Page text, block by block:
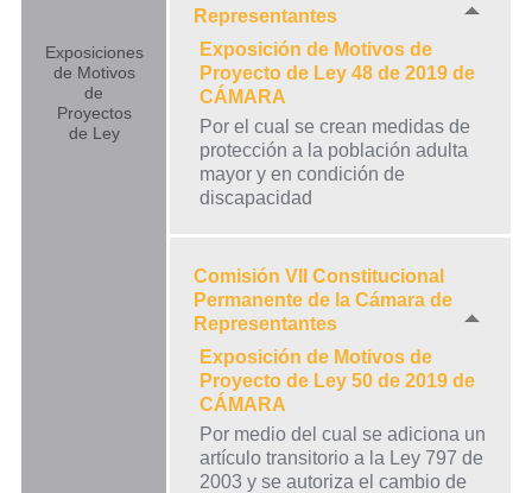
Exposiciones
de Motivos
de
Proyectos
de Ley
Representantes
Exposición de Motivos de
Proyecto de Ley 48 de 2019 de
CÁMARA
Por el cual se crean medidas de
protección a la población adulta
mayor y en condición de
discapacidad
Comisión VII Constitucional
Permanente de la Cámara de
Representantes
Exposición de Motivos de
Proyecto de Ley 50 de 2019 de
CÁMARA
Por medio del cual se adiciona un
artículo transitorio a la Ley 797 de
2003 y se autoriza el cambio de